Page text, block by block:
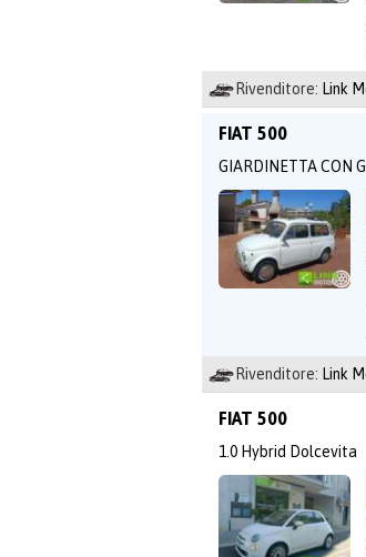
Rivenditore: Link
FIAT 500
GIARDINETTA CON
Rivenditore: Link
FIAT 500
1.0 Hybrid Dolcevita